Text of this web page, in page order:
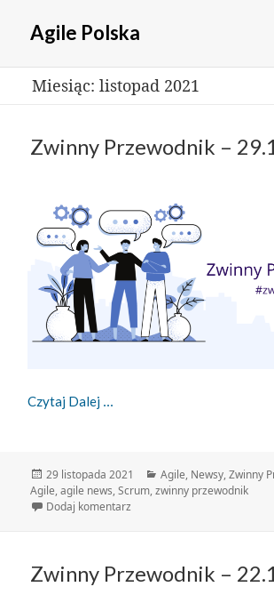
Agile Polska
Miesiąc: listopad 2021
Zwinny Przewodnik –
Czytaj Dalej
Data
publikacji
29 listopada 2021 Kategorie
Agile, Newsy,Zwinny
Agile,agile news,Scrum,zwinny przewodnik
Dodaj komentarz
Zwinny Przewodnik –